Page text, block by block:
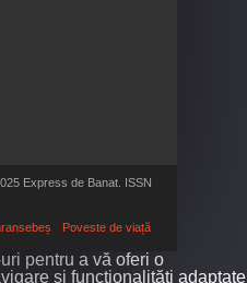
Express de Banat. ISSN
Poveste de viață
pentru a vă oferi o
și funcționalități adaptate